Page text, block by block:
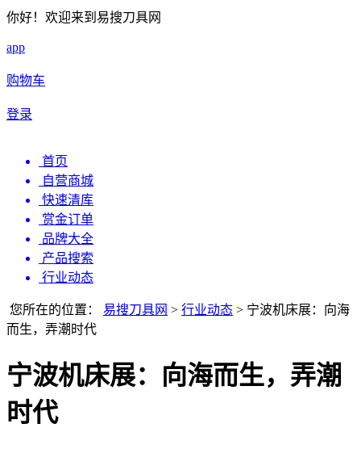
你好！欢迎来到易搜刀具网
app
购物车
登录
首页
自营商城
快速清库
赏金订单
品牌大全
产品搜索
行业动态
您所在的位置： 易搜刀具网 > 行业动态 > 宁波机床展：向海
而生，弄潮时代
宁波机床展：向海而生，弄潮
时代